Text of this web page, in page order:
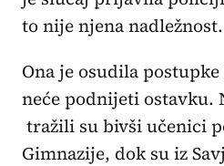
to nije njena nadležnost.
Ona je osudila postupke
neće podnijeti ostavku.
tražili su bivši učenici
Gimnazije, dok su iz